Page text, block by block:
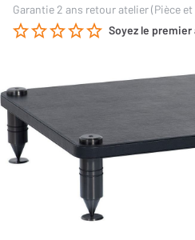
Garantie 2 ans retour atelier (Pièce et
Soyez le